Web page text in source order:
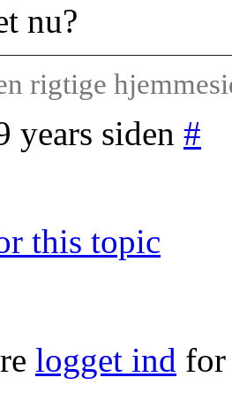
nu?
rigtige
years siden #
this topic
logget ind for